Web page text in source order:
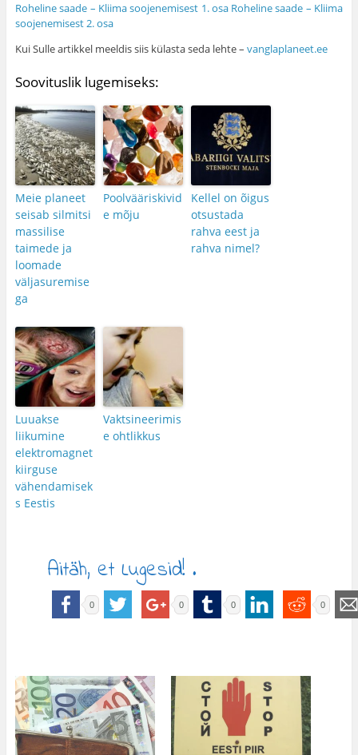
Roheline saade – Kliima soojenemisest 1. osa Roheline saade – Kliima
soojenemisest 2. osa
Kui Sulle artikkel meeldis siis külasta seda lehte – vanglaplaneet.ee
Soovituslik lugemiseks:
Meie planeet
seisab silmitsi
massilise
taimede ja
loomade
väljasuremise
ga
Poolvääriskivid
e mõju
Kellel on õigus
otsustada
rahva eest ja
rahva nimel?
Luuakse
liikumine
elektromagnet
kiirguse
vähendamisek
s Eestis
Vaktsineerimis
e ohtlikkus
Aitäh, et Lugesid! .
0 0 0 0